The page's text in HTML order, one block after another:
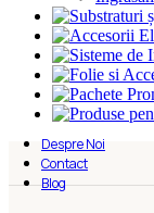
Despre Noi
Contact
Blog